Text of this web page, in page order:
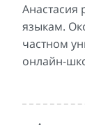
Анастасия
языкам.
частном
онлайн-